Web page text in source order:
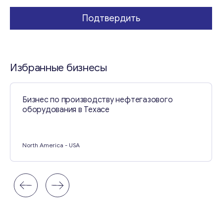
Подтвердить
Избранные бизнесы
Бизнес по производству нефтегазового
оборудования в Техасе
North America - USA